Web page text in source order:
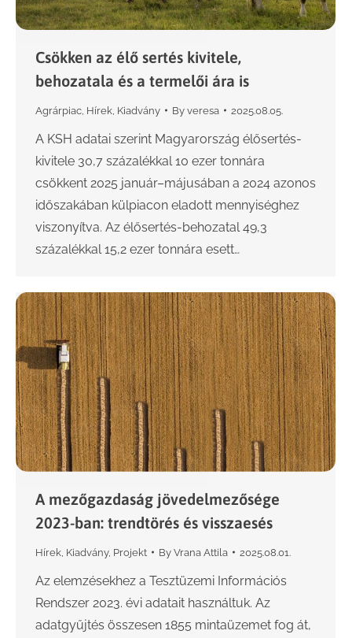
Csökken az élő sertés kivitele,
behozatala és a termelői ára is
Agrárpiac Hírek Kiadvány By veresa 2025.08.05.
A KSH adatai szerint Magyarország élősertés-
kivitele 30,7 százalékkal 10 ezer tonnára
csökkent 2025 január–májusában a 2024 azonos
időszakában külpiacon eladott mennyiséghez
viszonyítva. Az élősertés-behozatal 49,3
százalékkal 15,2 ezer tonnára esett…
A mezőgazdaság jövedelmezősége
2023-ban: trendtörés és visszaesés
Hírek Kiadvány, Projekt By Vrana Attila 2025.08.01.
Az elemzésekhez a Tesztüzemi Információs
Rendszer 2023. évi adatait használtuk. Az
adatgyűjtés összesen 1855 mintaüzemet fog át,